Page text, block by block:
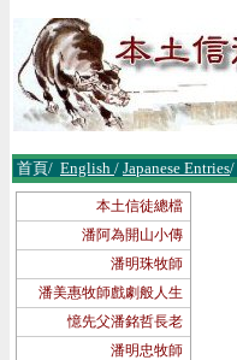
首頁/ English / Japanese Entries/
本土信徒總檔
潘阿為開山小傳
潘明珠牧師
潘美惠牧師戲劇般人生
憶先父潘銘哲長老
潘明忠牧師